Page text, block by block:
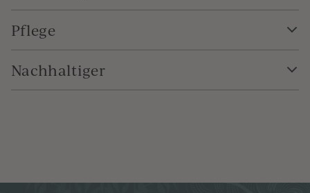
Pflege
Nachhaltiger